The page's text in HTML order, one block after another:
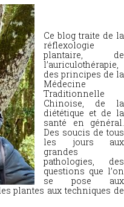
Ce blog traite de la
réflexologie
plantaire, de
l’auriculothérapie,
des principes de la
Médecine
Traditionnelle
Chinoise, de la
diététique et de la
santé en général.
Des soucis de tous
les jours aux
grandes
pathologies, des
questions que l’on
se pose aux
plantes aux techniques de